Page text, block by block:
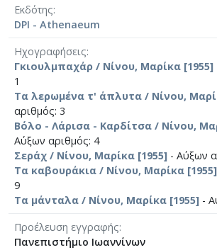
Εκδότης
DPI - Athenaeum
Ηχογραφήσεις
Γκιουλμπαχάρ / Νίνου, Μαρίκα [1955]
1
Τα λερωμένα τ' άπλυτα / Νίνου,
αριθμός: 3
Βόλο - Λάρισα - Καρδίτσα / Νίνου,
Αύξων αριθμός: 4
Σεράχ / Νίνου, Μαρίκα [1955] - Αύξων
Τα καβουράκια / Νίνου, Μαρίκα [1955]
9
Τα μάνταλα / Νίνου, Μαρίκα [1955] -
Προέλευση εγγραφής
Πανεπιστήμιο Ιωαννίνων